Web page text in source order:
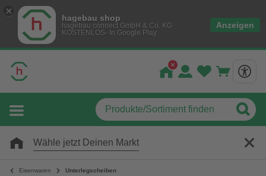
hagebau shop
hagebau connect GmbH & Co. KG
KOSTENLOS- In Google Play
Anzeigen
Wähle jetzt Deinen Markt
Eisenwaren Unterlegscheiben